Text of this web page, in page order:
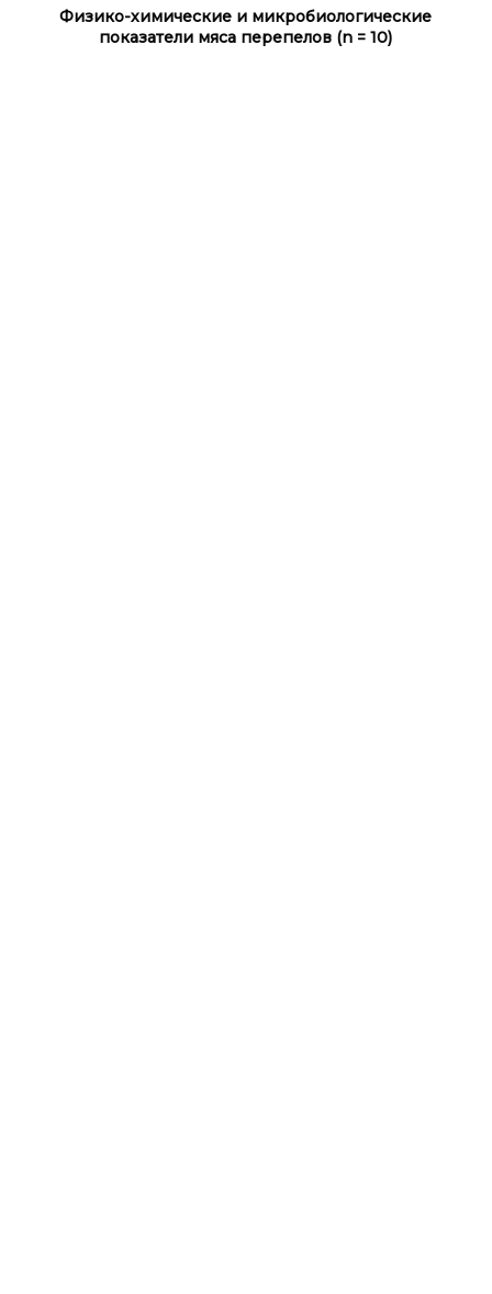
Физико-химические и микробиологические
показатели мяса перепелов (n = 10)